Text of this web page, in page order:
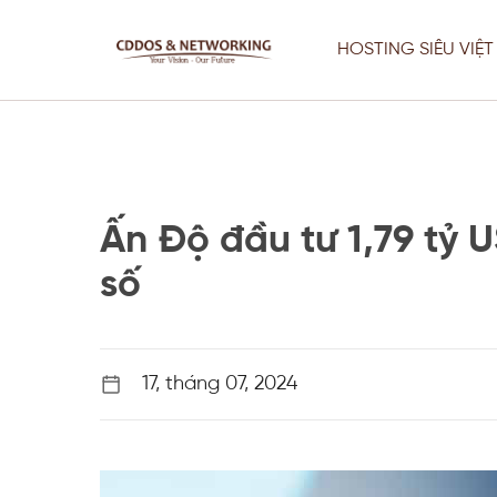
HOSTING SIÊU VIỆT
Ấn Độ đầu tư 1,79 tỷ
số
17, tháng 07, 2024Website Vẫn Chạy Khi Sửa
Thiết Kế Web